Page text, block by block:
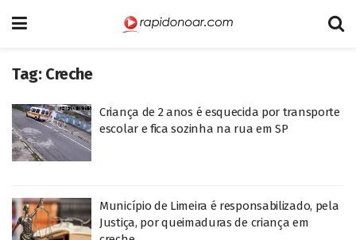
Tag: Creche
Criança de 2 anos é esquecida por transporte
escolar e fica sozinha na rua em SP
Município de Limeira é responsabilizado, pela
Justiça, por queimaduras de criança em